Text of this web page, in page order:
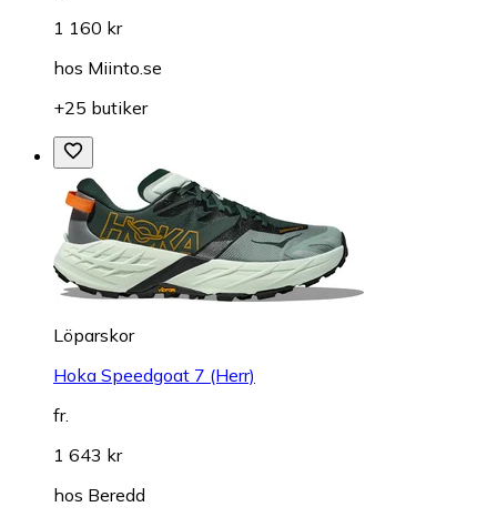
1 160 kr
hos Miinto.se
+25 butiker
Löparskor
Hoka Speedgoat 7 (Herr)
fr.
1 643 kr
hos Beredd